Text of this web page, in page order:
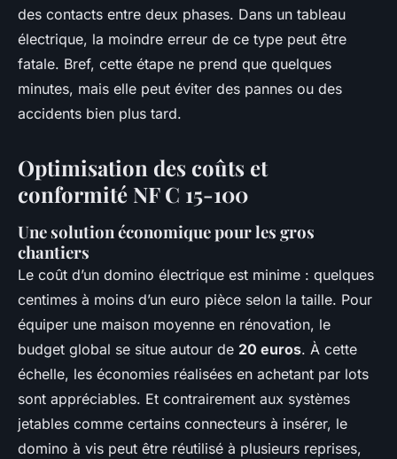
des contacts entre deux phases. Dans un tableau
électrique, la moindre erreur de ce type peut être
fatale. Bref, cette étape ne prend que quelques
minutes, mais elle peut éviter des pannes ou des
accidents bien plus tard.
Optimisation des coûts et
conformité NF C 15-100
Une solution économique pour les gros
chantiers
Le coût d’un domino électrique est minime : quelques
centimes à moins d’un euro pièce selon la taille. Pour
équiper une maison moyenne en rénovation, le
budget global se situe autour de 20 euros. À cette
échelle, les économies réalisées en achetant par lots
sont appréciables. Et contrairement aux systèmes
jetables comme certains connecteurs à insérer, le
domino à vis peut être réutilisé à plusieurs reprises,